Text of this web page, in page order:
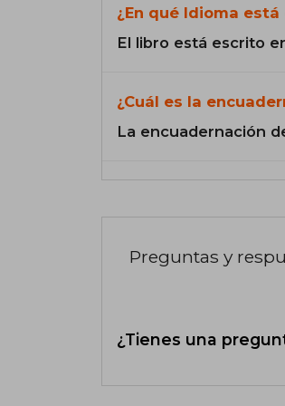
¿En qué Idioma
El libro está escrito
¿Cuál es la
La encuadernación
Preguntas y
¿Tienes una